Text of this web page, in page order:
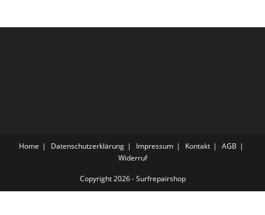
Home Datenschutzerklärung Impressum Kontakt
AGB
Widerruf
Copyright 2026 - Surfrepairshop